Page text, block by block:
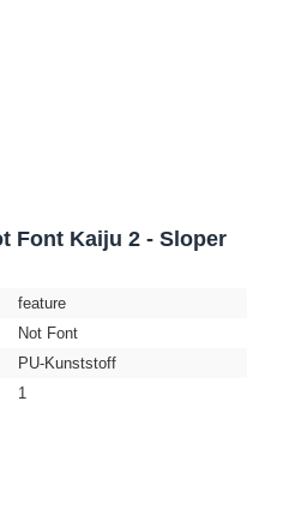
Font Kaiju 2 - Sloper
feature
Not Font
PU-Kunststoff
1